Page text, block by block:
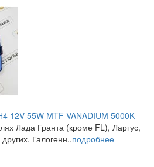
12V 55W MTF VANADIUM 5000K
Лада Гранта (кроме FL), Ларгус,
Галогенн..подробнее